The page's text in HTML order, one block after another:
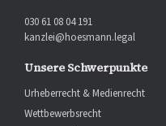
030 61 08 04 191
kanzlei@hoesmann.legal
Unsere Schwerpunkte
Urheberrecht & Medienrecht
Wettbewerbsrecht